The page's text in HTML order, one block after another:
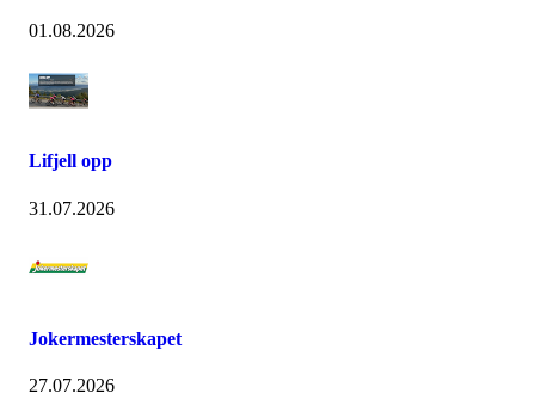
01.08.2026
Lifjell opp
31.07.2026
Jokermesterskapet
27.07.2026